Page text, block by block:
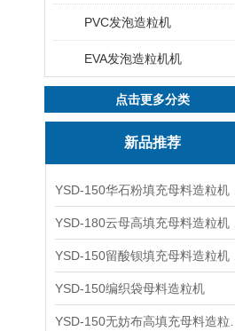
PVC发泡造粒机
EVA发泡造粒机机
点击更多分类
新品推荐
YSD-150编织袋母料造粒机